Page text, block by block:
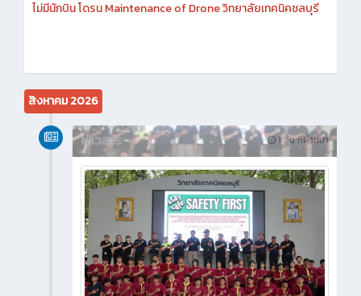
ประกาศประกวดราคาซื้อครุภัณฑ์โครงการจัดตั้งศูนย์ฝึกอบรมการซ่อมบ
สิงหาคม 2026
1 วัน ที่ผ่านมา
ข่าวสาร